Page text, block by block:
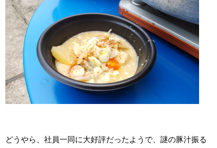
どうやら、社員一同に大好評だったようで、謎の豚汁振る